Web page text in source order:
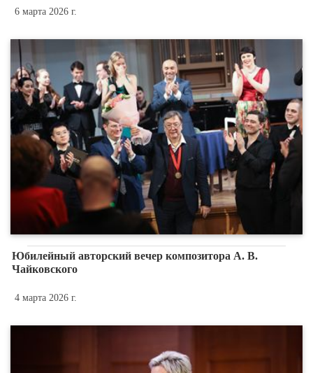
6 марта 2026 г.
Юбилейный авторский вечер композитора А. В.
Чайковского
4 марта 2026 г.